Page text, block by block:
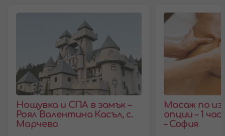
Нощувка и СПА в замък –
Роял Валентина Касъл, с.
Марчево
Масаж по
опции – 1
– София